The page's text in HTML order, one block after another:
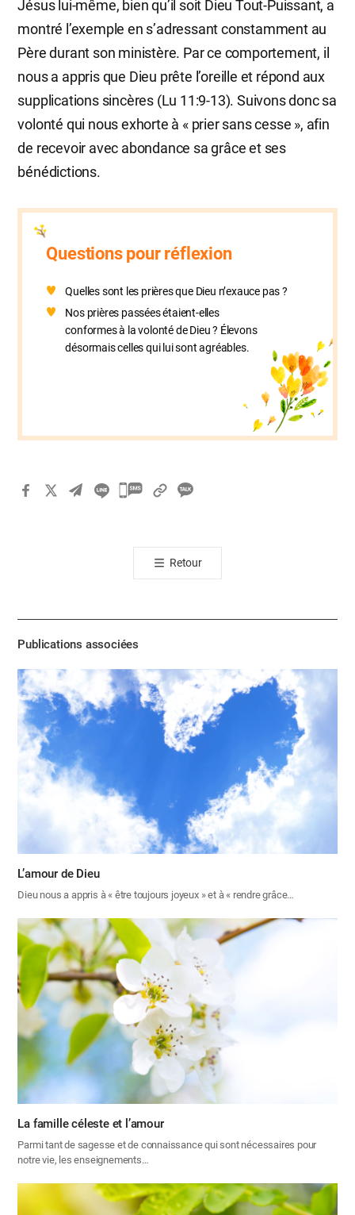
Jésus lui-même, bien qu’il soit Dieu Tout-Puissant, a
montré l’exemple en s’adressant constamment au
Père durant son ministère. Par ce comportement, il
nous a appris que Dieu prête l’oreille et répond aux
supplications sincères (Lu 11:9-13). Suivons donc sa
volonté qui nous exhorte à « prier sans cesse », afin
de recevoir avec abondance sa grâce et ses
bénédictions.
Questions pour réflexion
Quelles sont les prières que Dieu n’exauce pas ?
Nos prières passées étaient-elles
conformes à la volonté de Dieu ? Élevons
désormais celles qui lui sont agréables.
카
톡
공
기
Retour
Publications associées
L’amour de Dieu
Dieu nous a appris à « être toujours joyeux » et à « rendre grâce…
La famille céleste et l’amour
Parmi tant de sagesse et de connaissance qui sont nécessaires pour
notre vie, les enseignements…